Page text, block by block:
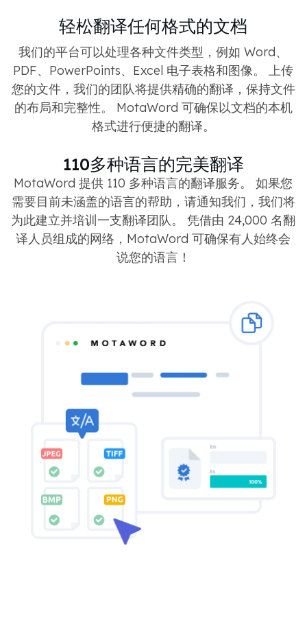
轻松翻译任何格式的文档
我们的平台可以处理各种文件类型，例如 Word、
PDF、PowerPoints、Excel 电子表格和图像。 上传
您的文件，我们的团队将提供精确的翻译，保持文件
的布局和完整性。 MotaWord 可确保以文档的本机
格式进行便捷的翻译。
110多种语言的完美翻译
MotaWord 提供 110 多种语言的翻译服务。 如果您
需要目前未涵盖的语言的帮助，请通知我们，我们将
为此建立并培训一支翻译团队。 凭借由 24,000 名翻
译人员组成的网络，MotaWord 可确保有人始终会
说您的语言！